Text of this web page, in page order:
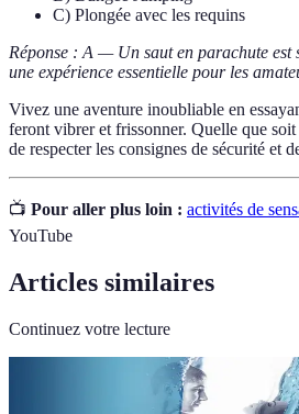
C) Plongée avec les requins
Réponse : A — Un saut en parachute est
une expérience essentielle pour les
Vivez une aventure inoubliable en
feront vibrer et frissonner. Quelle que
de respecter les consignes de sécurité et
📺 Pour aller plus loin : activités de
YouTube
Articles similaires
Continuez votre lecture